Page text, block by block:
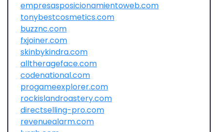
empresasposicionamientoweb.com
tonybestcosmetics.com
buzznc.com
fxjoiner.com
skinbykindra.com
alltherageface.com
codenational.com
progameexplorer.com
rockislandroastery.com
directselling-pro.com
revenuealarm.com